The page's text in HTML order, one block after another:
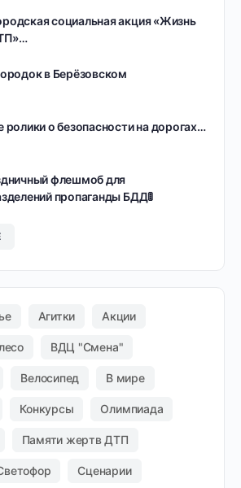
социальная акция «Жизнь
в Берёзовском
ролики о безопасности на дорогах…
флешмоб для
пропаганды БДД🚦
Агитки Акции
ВДЦ "Смена"
Велосипед В мире
Конкурсы Олимпиада
Памяти жертв ДТП
Сценарии